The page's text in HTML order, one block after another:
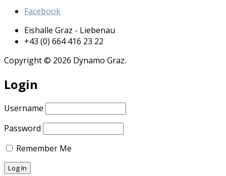
Facebook
Eishalle Graz - Liebenau
+43 (0) 664 416 23 22
Copyright © 2026 Dynamo Graz.
Login
Username
Password
Remember Me